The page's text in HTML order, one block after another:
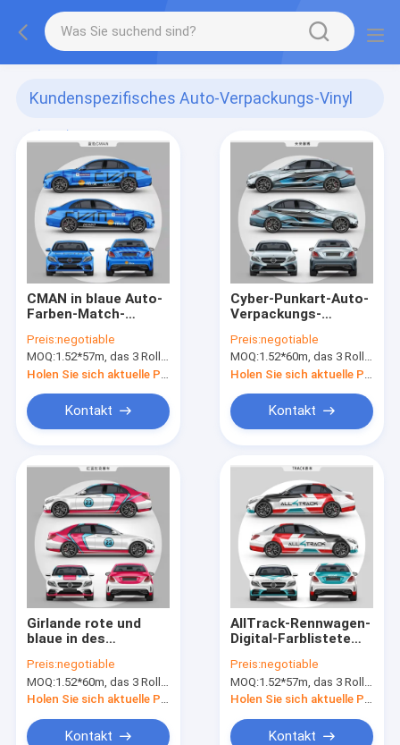
Kundenspezifisches Auto-Verpackungs-Vinyl
(263)
CMAN in blaue Auto-
Farben-Match-
polymerischer
materieller
Selbstheilung PVCs
Preis:negotiable
MOQ:1.52*57m, das 3 Rollen 1.52*19m bedeutet
Kontakt
Cyber-Punkart-Auto-
Verpackungs-
glatter DruckMatte
Surface
Preis:negotiable
MOQ:1.52*60m, das 3 Rollen 1.52*20m bedeutet
Kontakt
Girlande rote und
blaue in des
Größen-Blasen-
freien dem Vinyl
Vinylverpackungs-
Preis:negotiable
MOQ:1.52*60m, das 3 Rollen 1.52*20m bedeutet
Kontakt
AllTrack-Rennwagen-
Digital-Farblistete
Verpackung
entfernbarer SGS auf
Preis:negotiable
MOQ:1.52*57m, das 3 Rollen 1.52*19m bedeutet
Kontakt